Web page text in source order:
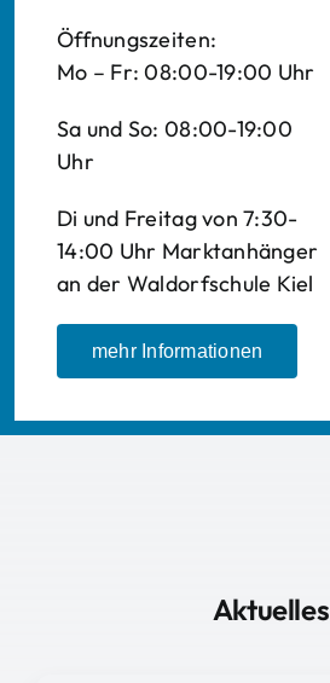
Öffnungszeiten:
Mo – Fr: 08:00-19:00 Uhr
Sa und So: 08:00-19:00
Uhr
Di und Freitag von 7:30-
14:00 Uhr Marktanhänger
an der Waldorfschule Kiel
mehr Informationen
Aktuelles